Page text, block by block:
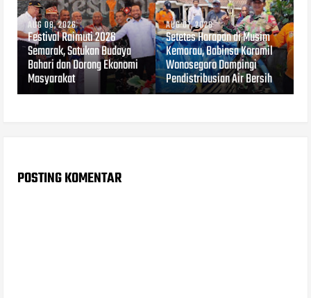
AUG 08, 2026
Festival Raimuti 2026
Semarak, Satukan Budaya
Bahari dan Dorong Ekonomi
Masyarakat
AUG 07, 2026
Setetes Harapan di Musim
Kemarau, Babinsa Koramil
Wonosegoro Dampingi
Pendistribusian Air Bersih
POSTING KOMENTAR